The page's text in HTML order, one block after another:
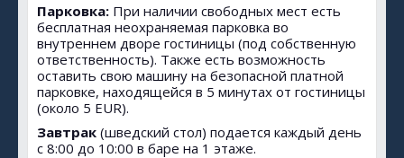
Парковка: При наличии свободных мест есть
бесплатная неохраняемая парковка во
внутреннем дворе гостиницы (под собственную
ответственность). Также есть возможность
оставить свою машину на безопасной платной
парковке, находящейся в 5 минутах от гостиницы
(около 5 EUR).
Завтрак(шведский стол) подается каждый день
с 8:00 до 10:00 в баре на 1 этаже.